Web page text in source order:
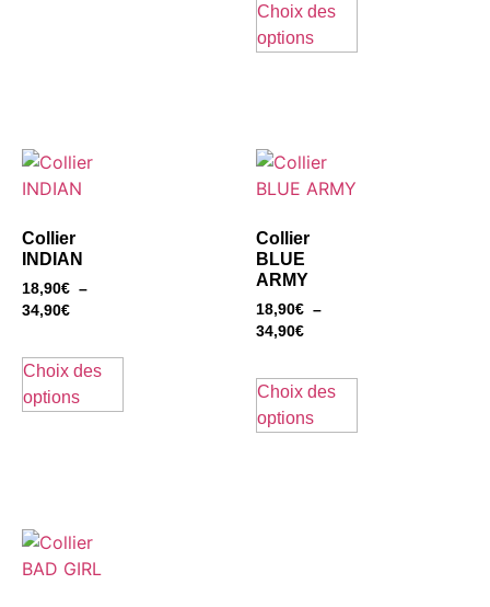
Choix des
options
Collier
INDIAN
18,90€ –
34,90€
Choix des
options
Collier
BLUE
ARMY
18,90€ –
34,90€
Choix des
options